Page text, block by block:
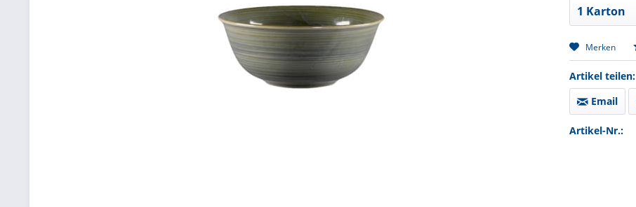
Merken
Artikel teilen:
Email
Artikel-Nr.: